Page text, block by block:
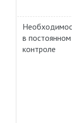
в постоянном
контроле